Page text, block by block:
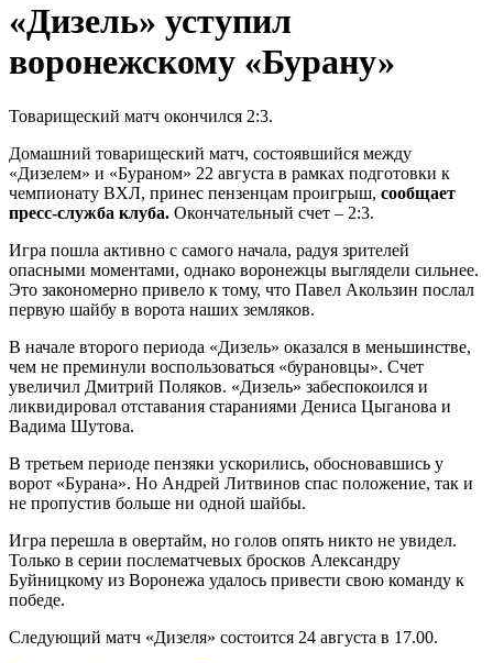
«Дизель» уступил
воронежскому «Бурану»
Товарищеский матч окончился 2:3.
Домашний товарищеский матч, состоявшийся между
«Дизелем» и «Бураном» 22 августа в рамках подготовки к
чемпионату ВХЛ, принес пензенцам проигрыш, сообщает
пресс-служба клуба. Окончательный счет – 2:3.
Игра пошла активно с самого начала, радуя зрителей
опасными моментами, однако воронежцы выглядели сильнее.
Это закономерно привело к тому, что Павел Акользин послал
первую шайбу в ворота наших земляков.
В начале второго периода «Дизель» оказался в меньшинстве,
чем не преминули воспользоваться «бурановцы». Счет
увеличил Дмитрий Поляков. «Дизель» забеспокоился и
ликвидировал отставания стараниями Дениса Цыганова и
Вадима Шутова.
В третьем периоде пензяки ускорились, обосновавшись у
ворот «Бурана». Но Андрей Литвинов спас положение, так и
не пропустив больше ни одной шайбы.
Игра перешла в овертайм, но голов опять никто не увидел.
Только в серии послематчевых бросков Александру
Буйницкому из Воронежа удалось привести свою команду к
победе.
Следующий матч «Дизеля» состоится 24 августа в 17.00.